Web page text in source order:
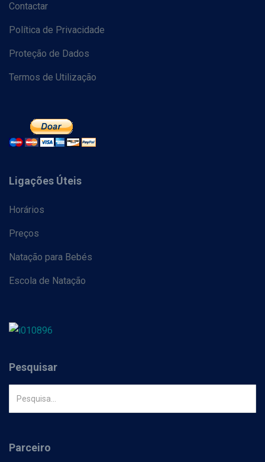
Contactar
Política de Privacidade
Proteção de Dados
Termos de Utilização
Ligações Úteis
Horários
Preços
Natação para Bebés
Escola de Natação
Pesquisar
Parceiro